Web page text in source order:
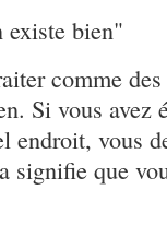
existe bien"
comme
Si vous avez
endroit, vous
signifie que